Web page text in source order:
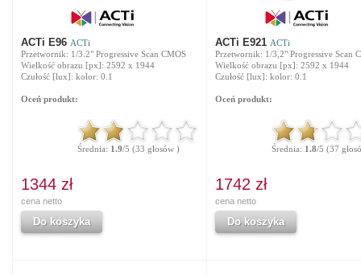
ACTi E96 ACTi
Przetwornik: 1/3.2" Progressive Scan CMOS
Wielkość obrazu [px]: 2592 x 1944
Czułość [lux]: kolor: 0.1
Oceń produkt:
Średnia: 1.9/5 (33 głosów )
1344 zł
cena netto
Do koszyka
ACTi E921 ACTi
Przetwornik: 1/3,2" Progressive Scan
Wielkość obrazu [px]: 2592 x 1944
Czułość [lux]: kolor: 0.1
Oceń produkt:
Średnia: 1.8/5 (37
1742 zł
cena netto
Do koszyka